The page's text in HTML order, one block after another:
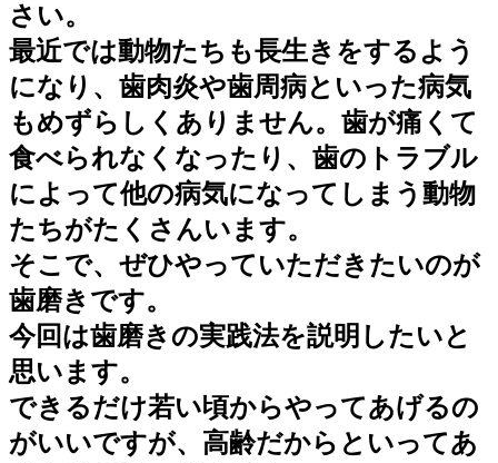
さい。
最近では動物たちも長生きをするよう
になり、歯肉炎や歯周病といった病気
もめずらしくありません。歯が痛くて
食べられなくなったり、歯のトラブル
によって他の病気になってしまう動物
たちがたくさんいます。
そこで、ぜひやっていただきたいのが
歯磨きです。
今回は歯磨きの実践法を説明したいと
思います。
できるだけ若い頃からやってあげるの
がいいですが、高齢だからといってあ